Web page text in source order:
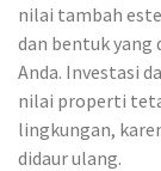
nilai tambah
dan bentuk yang
Anda. Investasi
nilai properti
lingkungan,
didaur ulang.